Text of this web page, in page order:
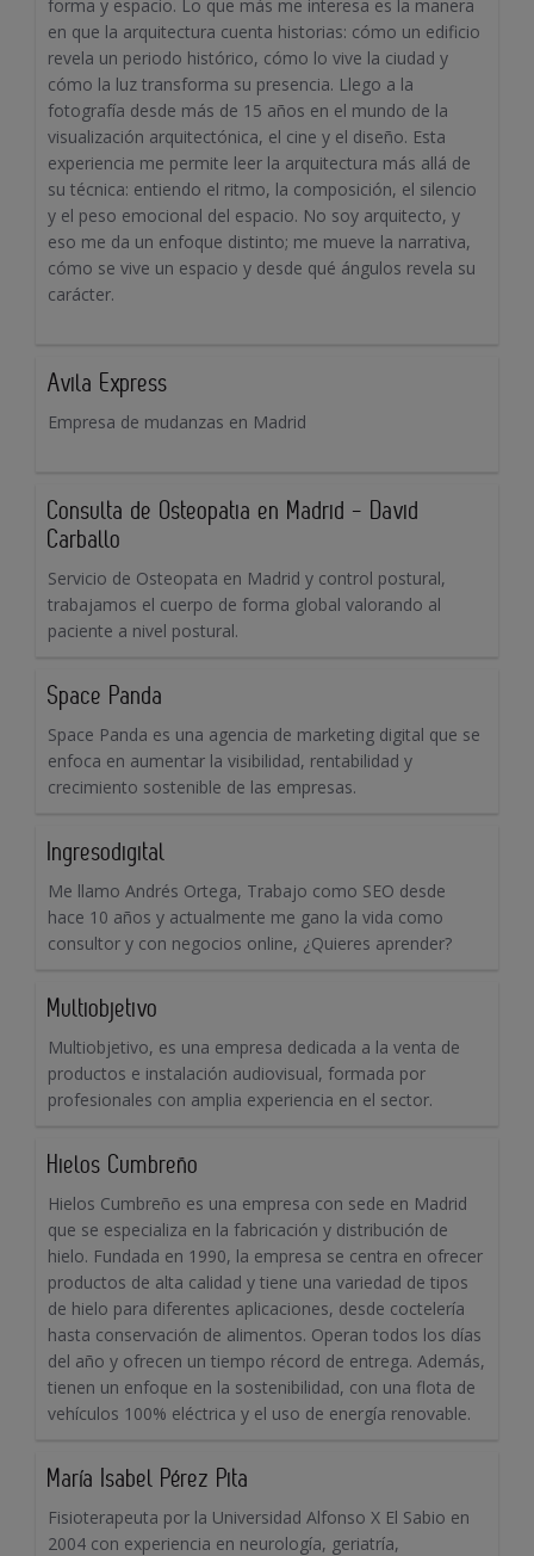
forma y espacio. Lo que más me interesa es la manera
en que la arquitectura cuenta historias: cómo un edificio
revela un periodo histórico, cómo lo vive la ciudad y
cómo la luz transforma su presencia. Llego a la
fotografía desde más de 15 años en el mundo de la
visualización arquitectónica, el cine y el diseño. Esta
experiencia me permite leer la arquitectura más allá de
su técnica: entiendo el ritmo, la composición, el silencio
y el peso emocional del espacio. No soy arquitecto, y
eso me da un enfoque distinto; me mueve la narrativa,
cómo se vive un espacio y desde qué ángulos revela su
carácter.
Avila Express
Empresa de mudanzas en Madrid
Consulta de Osteopatia en Madrid - David
Carballo
Servicio de Osteopata en Madrid y control postural,
trabajamos el cuerpo de forma global valorando al
paciente a nivel postural.
Space Panda
Space Panda es una agencia de marketing digital que se
enfoca en aumentar la visibilidad, rentabilidad y
crecimiento sostenible de las empresas.
Ingresodigital
Me llamo Andrés Ortega, Trabajo como SEO desde
hace 10 años y actualmente me gano la vida como
consultor y con negocios online, ¿Quieres aprender?
Multiobjetivo
Multiobjetivo, es una empresa dedicada a la venta de
productos e instalación audiovisual, formada por
profesionales con amplia experiencia en el sector.
Hielos Cumbreño
Hielos Cumbreño es una empresa con sede en Madrid
que se especializa en la fabricación y distribución de
hielo. Fundada en 1990, la empresa se centra en ofrecer
productos de alta calidad y tiene una variedad de tipos
de hielo para diferentes aplicaciones, desde coctelería
hasta conservación de alimentos. Operan todos los días
del año y ofrecen un tiempo récord de entrega. Además,
tienen un enfoque en la sostenibilidad, con una flota de
vehículos 100% eléctrica y el uso de energía renovable.
María Isabel Pérez Pita
Fisioterapeuta por la Universidad Alfonso X El Sabio en
2004 con experiencia en neurología, geriatría,